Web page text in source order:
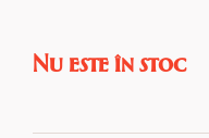
Nu este în stoc